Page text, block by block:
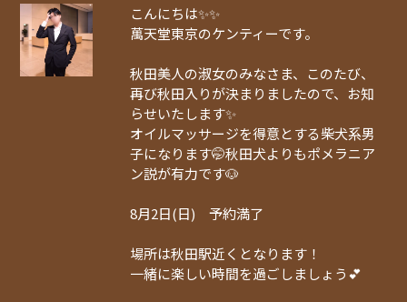
こんにちは✨✨
萬天堂東京のケンティーです。
秋田美人の淑女のみなさま、このたび、
再び秋田入りが決まりましたので、お知
らせいたします✨
オイルマッサージを得意とする柴犬系男
子になります🤭秋田犬よりもポメラニア
ン説が有力です🐶
8月2日(日) 予約満了
場所は秋田駅近くとなります！
一緒に楽しい時間を過ごしましょう💕